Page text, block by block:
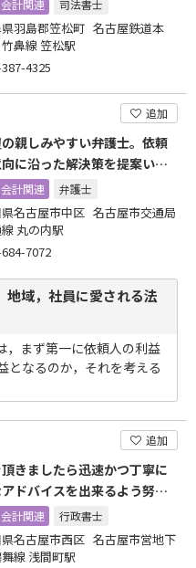
計関連 司法書士
羽島郡笠松町 名古屋鉄道本
鼻線 笠松駅
4325
追加
親しみやすい弁護士。依頼
に沿った解決策を提案いた
お気軽にご相談を。
計関連 弁護士
名古屋市中区 名古屋市交通局
丸の内駅
7072
地域，社員に愛される法
，まず第一に依頼人の利益
となるのか，それを考える
追加
きましたら迅速かつ丁寧に
ドバイスを出来るよう努力
す。
計関連 行政書士
県名古屋市西区 名古屋市営地下
線 浅間町駅